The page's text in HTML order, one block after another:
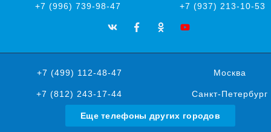
+7 (996) 739-98-47
+7 (937) 213-10-53
+7 (499) 112-48-47 Москва
+7 (812) 243-17-44 Санкт-Петербург
Еще телефоны других городов